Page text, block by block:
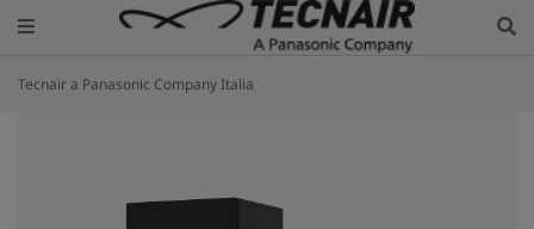
Tecnair a Panasonic Company Italia